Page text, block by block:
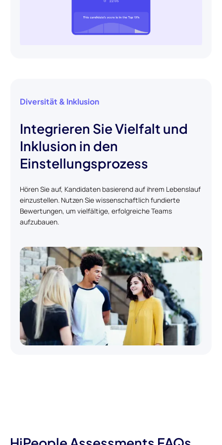
Diversität & Inklusion
Integrieren Sie Vielfalt und
Inklusion in den
Einstellungsprozess
Hören Sie auf, Kandidaten basierend auf ihrem Lebenslauf
einzustellen. Nutzen Sie wissenschaftlich fundierte
Bewertungen, um vielfältige, erfolgreiche Teams
aufzubauen.